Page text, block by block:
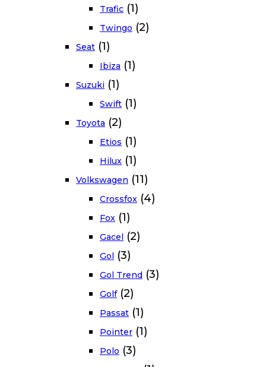
Trafic (1)
Twingo (2)
Seat (1)
Ibiza (1)
Suzuki (1)
Swift (1)
Toyota (2)
Etios (1)
Hilux (1)
Volkswagen (11)
Crossfox (4)
Fox (1)
Gacel (2)
Gol (3)
Gol Trend (3)
Golf (2)
Passat (1)
Pointer (1)
Polo (3)